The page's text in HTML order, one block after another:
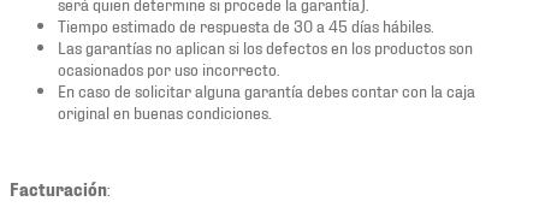
Tiempo estimado de respuesta de 30 a 45 días hábiles.
Las garantías no aplican si los defectos en los productos son
ocasionados por uso incorrecto.
En caso de solicitar alguna garantía debes contar con la caja
original en buenas condiciones.
Facturación: